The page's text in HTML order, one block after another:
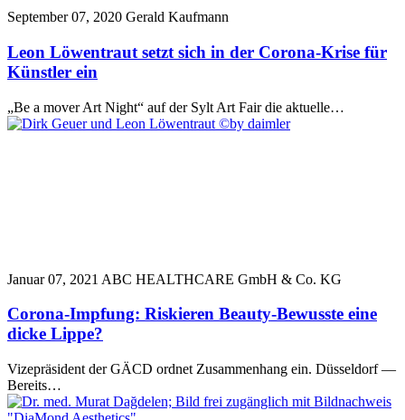
September 07, 2020 Gerald Kaufmann
Leon Löwentraut setzt sich in der Corona-Krise für
Künstler ein
„Be a mover Art Night“ auf der Sylt Art Fair die aktuelle…
Januar 07, 2021 ABC HEALTHCARE GmbH & Co. KG
Corona-Impfung: Riskieren Beauty-Bewusste eine
dicke Lippe?
Vizepräsident der GÄCD ordnet Zusammenhang ein. Düsseldorf —
Bereits…